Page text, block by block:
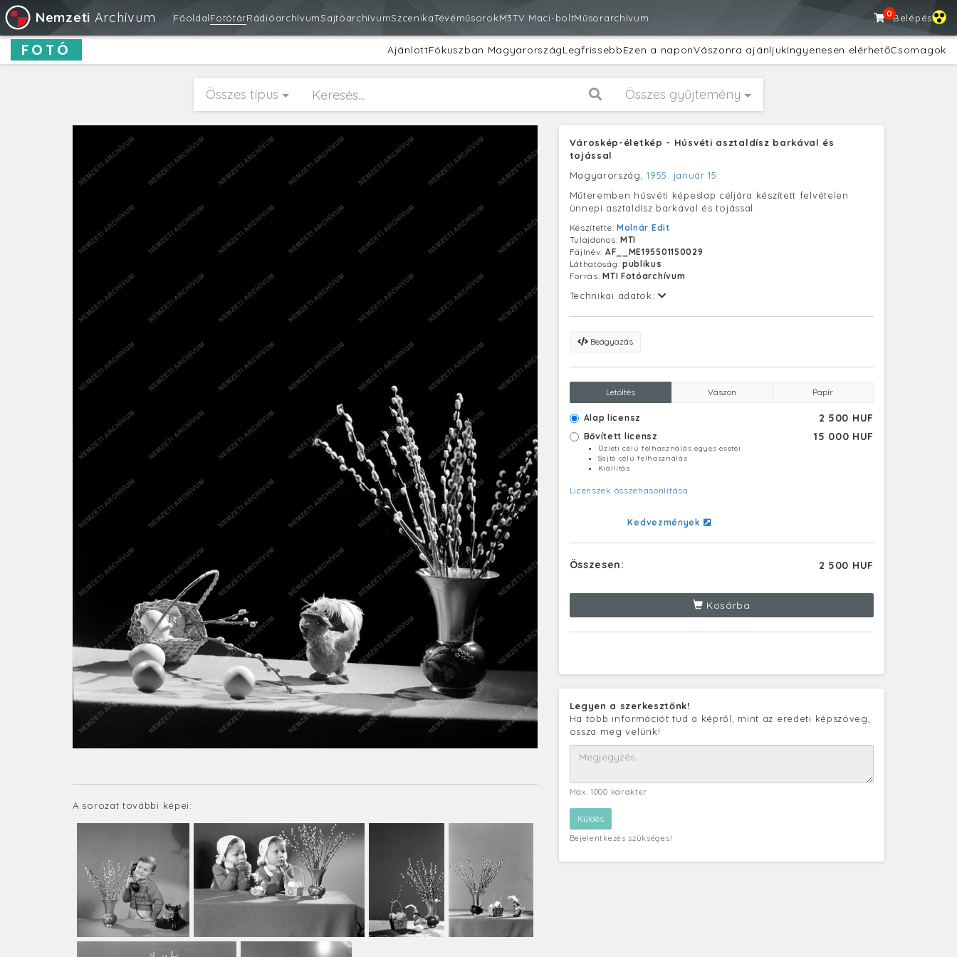
Nemzeti Archívum FőoldalFotótárRádióarchívumSajtóarchívumSzcenikaTévéműsorokM3TV Maci-boltMűsorarchívum 0Belépés
FOTÓ AjánlottFókuszban MagyarországLegfrissebbEzen a naponVászonra ajánljukIngyenesen elérhetőCsomagok
Összes típus Összes gyűjtemény
A sorozat további képei:
Városkép-életkép - Húsvéti asztaldísz barkával és
tojással
Magyarország,1955. január 15.
Műteremben húsvéti képeslap céljára készített felvételen
ünnepi asztaldísz barkával és tojással.
Készítette: Molnár Edit
Tulajdonos: MTI
Fájlnév: AF__ME195501150029
Láthatóság: publikus
Forrás:MTI Fotóarchívum
Technikai adatok:
Beágyazás
Letöltés Vászon Papír
Alap licensz 2 500 HUF
Bővített licensz 15 000 HUF
Üzleti célú felhasználás egyes esetei
Sajtó célú felhasználás
Kiállítás
Licenszek összehasonlítása
Kedvezmények
Összesen: 2 500 HUF
Kosárba
Legyen a szerkesztőnk!
Ha több információt tud a képről, mint az eredeti képszöveg,
ossza meg velünk!
Max. 1000 karakter
Bejelentkezés szükséges!